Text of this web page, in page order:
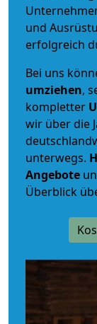
und
erfolgreich
Bei uns
umziehen,
kompletter
wir über die
unterwegs.
Angebote
Überblick